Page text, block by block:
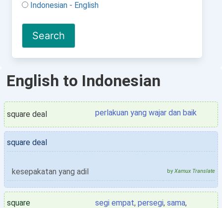
Indonesian - English
English to Indonesian
square deal perlakuan yang wajar dan baik
square deal
kesepakatan yang adil by Xamux Translate
square segi empat, persegi, sama,